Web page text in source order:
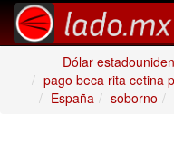
Dólar
pago beca rita cetina
España
soborno